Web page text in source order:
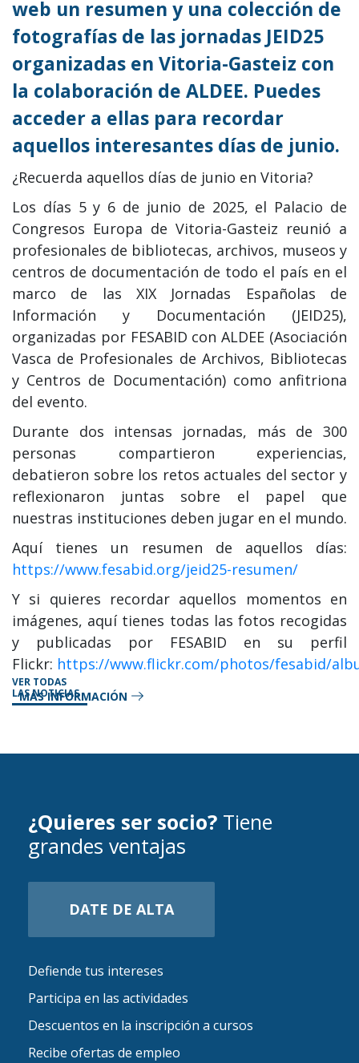
web un resumen y una colección de
fotografías de las jornadas JEID25
organizadas en Vitoria-Gasteiz con
la colaboración de ALDEE. Puedes
acceder a ellas para recordar
aquellos interesantes días de junio.
¿Recuerda aquellos días de junio en Vitoria?
Los días 5 y 6 de junio de 2025, el Palacio de
Congresos Europa de Vitoria-Gasteiz reunió a
profesionales de bibliotecas, archivos, museos y
centros de documentación de todo el país en el
marco de las XIX Jornadas Españolas de
Información y Documentación (JEID25),
organizadas por FESABID con ALDEE (Asociación
Vasca de Profesionales de Archivos, Bibliotecas
y Centros de Documentación) como anfitriona
del evento.
Durante dos intensas jornadas, más de 300
personas compartieron experiencias,
debatieron sobre los retos actuales del sector y
reflexionaron juntas sobre el papel que
nuestras instituciones deben jugar en el mundo.
Aquí tienes un resumen de aquellos días:
https://www.fesabid.org/jeid25-resumen/
Y si quieres recordar aquellos momentos en
imágenes, aquí tienes todas las fotos recogidas
y publicadas por FESABID en su perfil
Flickr: https://www.flickr.com/photos/fesabid/
MÁS INFORMACIÓN
VER TODAS
LAS NOTICIAS
¿Quieres ser socio? Tiene
grandes ventajas
DATE DE ALTA
Defiende tus intereses
Participa en las actividades
Descuentos en la inscripción a cursos
Recibe ofertas de empleo